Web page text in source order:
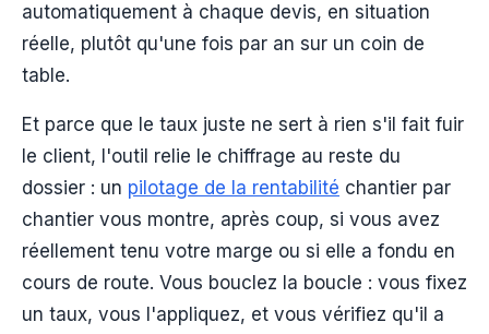
automatiquement à chaque devis, en situation
réelle, plutôt qu'une fois par an sur un coin de
table.
Et parce que le taux juste ne sert à rien s'il fait fuir
le client, l'outil relie le chiffrage au reste du
dossier : un pilotage de la rentabilité chantier par
chantier vous montre, après coup, si vous avez
réellement tenu votre marge ou si elle a fondu en
cours de route. Vous bouclez la boucle : vous fixez
un taux, vous l'appliquez, et vous vérifiez qu'il a